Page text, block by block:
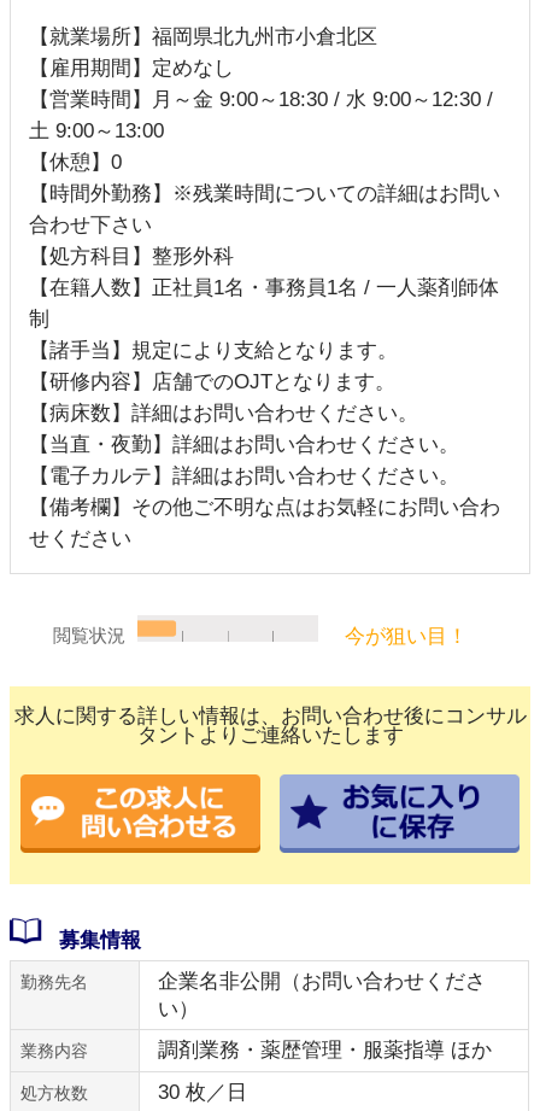
【就業場所】福岡県北九州市小倉北区
【雇用期間】定めなし
【営業時間】月～金 9:00～18:30 / 水 9:00～12:30 /
土 9:00～13:00
【休憩】0
【時間外勤務】※残業時間についての詳細はお問い
合わせ下さい
【処方科目】整形外科
【在籍人数】正社員1名・事務員1名 / 一人薬剤師体
制
【諸手当】規定により支給となります。
【研修内容】店舗でのOJTとなります。
【病床数】詳細はお問い合わせください。
【当直・夜勤】詳細はお問い合わせください。
【電子カルテ】詳細はお問い合わせください。
【備考欄】その他ご不明な点はお気軽にお問い合わ
せください
閲覧状況 今が狙い目！
求人に関する詳しい情報は、お問い合わせ後にコンサル
タントよりご連絡いたします
募集情報
勤務先名
企業名非公開（お問い合わせくださ
い）
業務内容 調剤業務・薬歴管理・服薬指導 ほか
処方枚数 30 枚／日